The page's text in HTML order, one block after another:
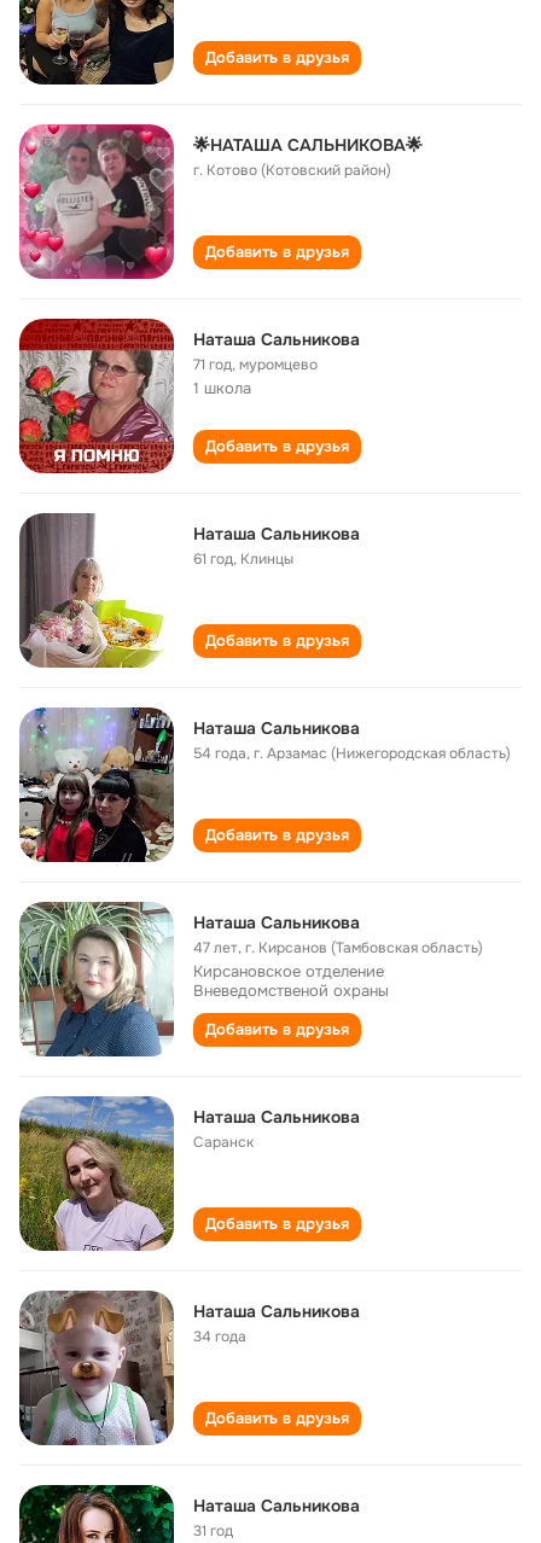
Добавить в друзья
🌟НАТАША САЛЬНИКОВА🌟
г. Котово (Котовский район)
Добавить в друзья
Наташа Сальникова
71 год,муромцево
1 школа
Добавить в друзья
Наташа Сальникова
61 год, Клинцы
Добавить в друзья
Наташа Сальникова
54 года,г. Арзамас (Нижегородская область)
Добавить в друзья
Наташа Сальникова
47 лет,г. Кирсанов (Тамбовская область)
Кирсановское отделение
Вневедомственой охраны
Добавить в друзья
Наташа Сальникова
Саранск
Добавить в друзья
Наташа Сальникова
34 года
Добавить в друзья
Наташа Сальникова
31 год